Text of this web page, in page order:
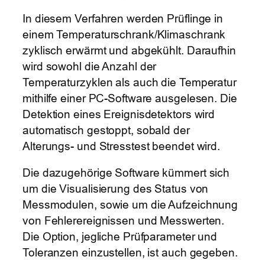
In diesem Verfahren werden Prüflinge in
einem Temperaturschrank/Klimaschrank
zyklisch erwärmt und abgekühlt. Daraufhin
wird sowohl die Anzahl der
Temperaturzyklen als auch die Temperatur
mithilfe einer PC-Software ausgelesen. Die
Detektion eines Ereignisdetektors wird
automatisch gestoppt, sobald der
Alterungs- und Stresstest beendet wird.
Die dazugehörige Software kümmert sich
um die Visualisierung des Status von
Messmodulen, sowie um die Aufzeichnung
von Fehlerereignissen und Messwerten.
Die Option, jegliche Prüfparameter und
Toleranzen einzustellen, ist auch gegeben.